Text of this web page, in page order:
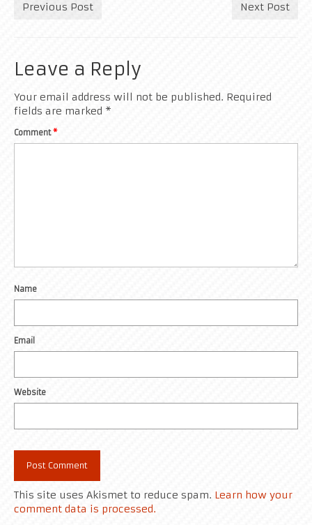
Previous Post Next Post
Leave a Reply
Your email address will not be published. Required
fields are marked *
Comment*
Name
Email
Website
This site uses Akismet to reduce spam. Learn how your
comment data is processed.